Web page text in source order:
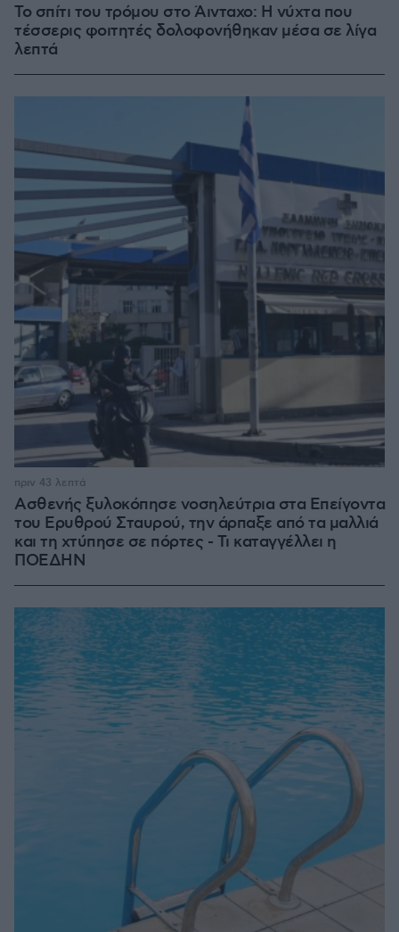
Το σπίτι του τρόμου στο Άινταχο: Η νύχτα που
τέσσερις φοιτητές δολοφονήθηκαν μέσα σε λίγα
λεπτά
Ασθενής ξυλοκόπησε νοσηλεύτρια στα Επείγοντα
του Ερυθρού Σταυρού, την άρπαξε από τα μαλλιά
και τη χτύπησε σε πόρτες - Τι καταγγέλλει η
ΠΟΕΔΗΝ
πριν 43 λεπτά